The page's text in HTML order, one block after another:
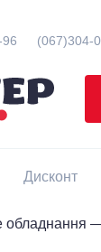
(067)304-
Дисконт
обладнання